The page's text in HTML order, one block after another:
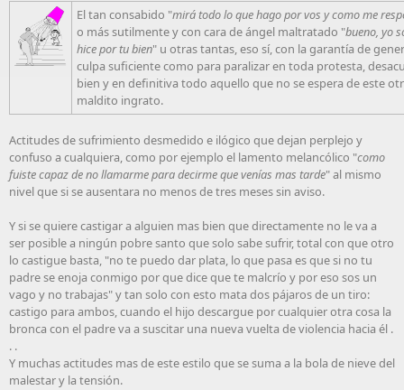
El tan consabido "mirá todo lo que hago por vos y como me
o más sutilmente y con cara de ángel maltratado "bueno, yo
hice por tu bien" u otras tantas, eso sí, con la garantía de
culpa suficiente como para paralizar en toda protesta,
bien y en definitiva todo aquello que no se espera de este
maldito ingrato.
Actitudes de sufrimiento desmedido e ilógico que dejan perplejo y
confuso a cualquiera, como por ejemplo el lamento melancólico "como
fuiste capaz de no llamarme para decirme que venías mas tarde" al mismo
nivel que si se ausentara no menos de tres meses sin aviso.
Y si se quiere castigar a alguien mas bien que directamente no le va a
ser posible a ningún pobre santo que solo sabe sufrir, total con que otro
lo castigue basta, "no te puedo dar plata, lo que pasa es que si no tu
padre se enoja conmigo por que dice que te malcrío y por eso sos un
vago y no trabajas" y tan solo con esto mata dos pájaros de un tiro:
castigo para ambos, cuando el hijo descargue por cualquier otra cosa la
bronca con el padre va a suscitar una nueva vuelta de violencia hacia él .
. .
Y muchas actitudes mas de este estilo que se suma a la bola de nieve del
malestar y la tensión.